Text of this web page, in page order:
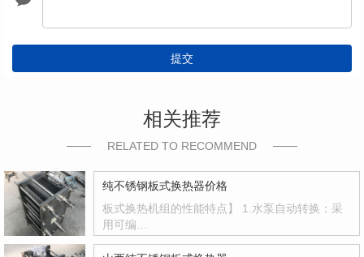
提交
相关推荐
RELATED TO RECOMMEND
纯不锈钢板式换热器价格
板式换热机组的性能特点】 1.水泵自动转换：采
用可编…